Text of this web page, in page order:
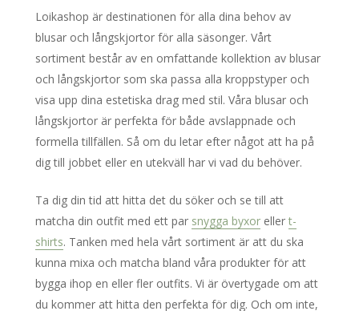
Loikashop är destinationen för alla dina behov av
blusar och långskjortor för alla säsonger. Vårt
sortiment består av en omfattande kollektion av blusar
och långskjortor som ska passa alla kroppstyper och
visa upp dina estetiska drag med stil. Våra blusar och
långskjortor är perfekta för både avslappnade och
formella tillfällen. Så om du letar efter något att ha på
dig till jobbet eller en utekväll har vi vad du behöver.
Ta dig din tid att hitta det du söker och se till att
matcha din outfit med ett par snygga byxoreller t-
shirts. Tanken med hela vårt sortiment är att du ska
kunna mixa och matcha bland våra produkter för att
bygga ihop en eller fler outfits. Vi är övertygade om att
du kommer att hitta den perfekta för dig. Och om inte,